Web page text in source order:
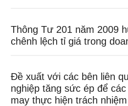
Thông Tư 201 năm 2009
chênh lệch tỉ giá trong
Đề xuất với các bên liên
nghiệp tăng sức ép để
may thực hiện trách